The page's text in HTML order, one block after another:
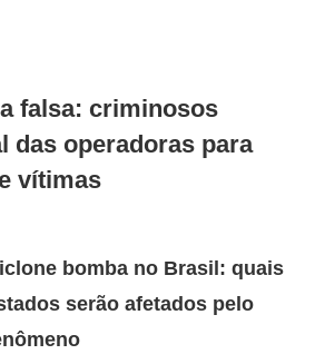
falsa: criminosos
das operadoras para
vítimas
bomba no Brasil: quais
serão afetados pelo